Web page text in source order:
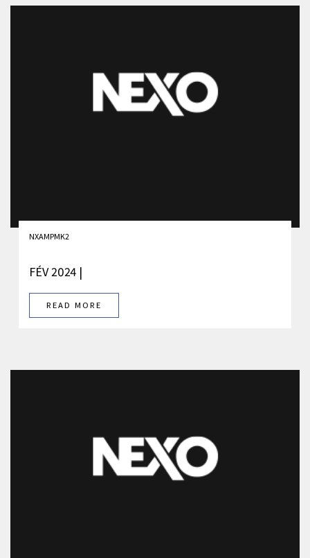
NXAMPMK2
FÉV 2024 |
READ MORE